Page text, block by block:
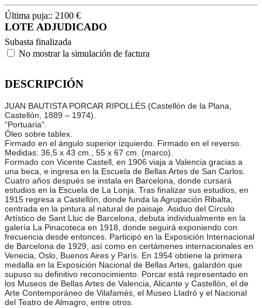
Última puja:: 2100 €
LOTE ADJUDICADO
Subasta finalizada
No mostrar la simulación de factura
DESCRIPCIÓN
JUAN BAUTISTA PORCAR RIPOLLÉS (Castellón de la Plana,
Castellón, 1889 – 1974).
“Portuaria".
Óleo sobre tablex.
Firmado en el ángulo superior izquierdo. Firmado en el reverso.
Medidas: 36,5 x 43 cm., 55 x 67 cm. (marco).
Formado con Vicente Castell, en 1906 viaja a Valencia gracias a
una beca, e ingresa en la Escuela de Bellas Artes de San Carlos.
Cuatro años después se instala en Barcelona, donde cursará
estudios en la Escuela de La Lonja. Tras finalizar sus estudios, en
1915 regresa a Castellón, donde funda la Agrupación Ribalta,
centrada en la pintura al natural de paisaje. Asiduo del Círculo
Artístico de Sant Lluc de Barcelona, debuta individualmente en la
galería La Pinacoteca en 1918, donde seguirá exponiendo con
frecuencia desde entonces. Participó en la Exposición Internacional
de Barcelona de 1929, así como en certámenes internacionales en
Venecia, Oslo, Buenos Aires y París. En 1954 obtiene la primera
medalla en la Exposición Nacional de Bellas Artes, galardón que
supuso su definitivo reconocimiento. Porcar está representado en
los Museos de Bellas Artes de Valencia, Alicante y Castellón, el de
Arte Contemporáneo de Vilafamés, el Museo Lladró y el Nacional
del Teatro de Almagro, entre otros.